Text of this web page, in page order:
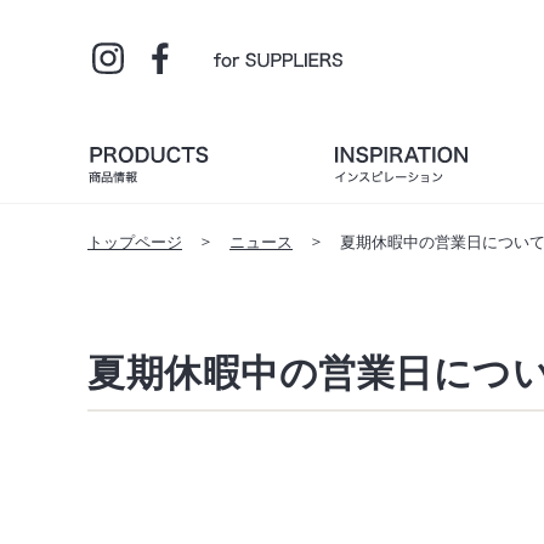
トップページ ニュース 夏期休暇中の営業日について
夏期休暇中の営業日につ